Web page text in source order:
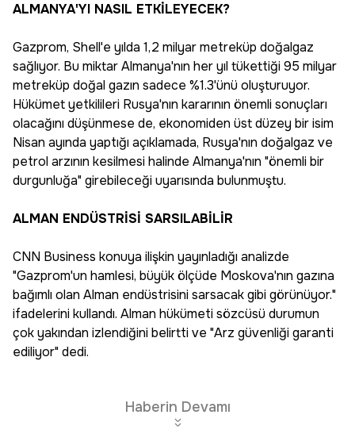
ALMANYA'YI NASIL ETKİLEYECEK?
Gazprom, Shell'e yılda 1,2 milyar metreküp doğalgaz
sağlıyor. Bu miktar Almanya'nın her yıl tükettiği 95 milyar
metreküp doğal gazın sadece %1.3'ünü oluşturuyor.
Hükümet yetkilileri Rusya'nın kararının önemli sonuçları
olacağını düşünmese de, ekonomiden üst düzey bir isim
Nisan ayında yaptığı açıklamada, Rusya'nın doğalgaz ve
petrol arzının kesilmesi halinde Almanya'nın "önemli bir
durgunluğa" girebileceği uyarısında bulunmuştu.
ALMAN ENDÜSTRİSİ SARSILABİLİR
CNN Business konuya ilişkin yayınladığı analizde
"Gazprom'un hamlesi, büyük ölçüde Moskova'nın gazına
bağımlı olan Alman endüstrisini sarsacak gibi görünüyor."
ifadelerini kullandı. Alman hükümeti sözcüsü durumun
çok yakından izlendiğini belirtti ve "Arz güvenliği garanti
ediliyor" dedi.
Haberin Devamı